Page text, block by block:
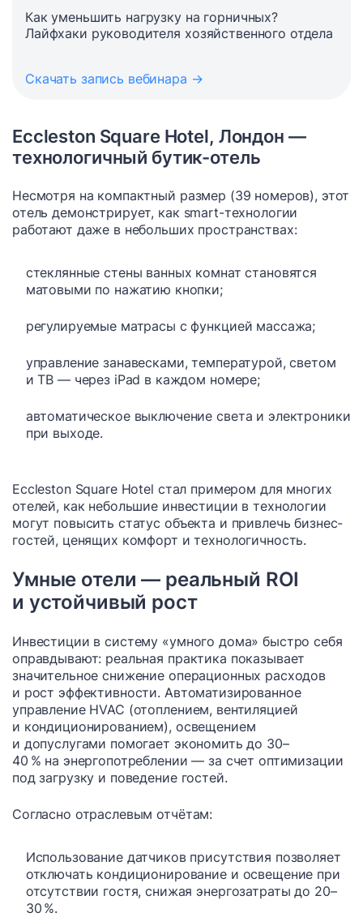
Как уменьшить нагрузку на горничных?
Лайфхаки руководителя хозяйственного отдела
Скачать запись вебинара →
Eccleston Square Hotel, Лондон —
технологичный бутик-отель
Несмотря на компактный размер (39 номеров), этот
отель демонстрирует, как smart-технологии
работают даже в небольших пространствах:
стеклянные стены ванных комнат становятся
матовыми по нажатию кнопки;
регулируемые матрасы с функцией массажа;
управление занавесками, температурой, светом
и ТВ — через iPad в каждом номере;
автоматическое выключение света и электроники
при выходе.
Eccleston Square Hotel стал примером для многих
отелей, как небольшие инвестиции в технологии
могут повысить статус объекта и привлечь бизнес-
гостей, ценящих комфорт и технологичность.
Умные отели — реальный ROI
и устойчивый рост
Инвестиции в систему «умного дома» быстро себя
оправдывают: реальная практика показывает
значительное снижение операционных расходов
и рост эффективности. Автоматизированное
управление HVAC (отоплением, вентиляцией
и кондиционированием), освещением
и допуслугами помогает экономить до 30–
40 % на энергопотреблении — за счет оптимизации
под загрузку и поведение гостей.
Согласно отраслевым отчётам:
Использование датчиков присутствия позволяет
отключать кондиционирование и освещение при
отсутствии гостя, снижая энергозатраты до 20–
30 %.